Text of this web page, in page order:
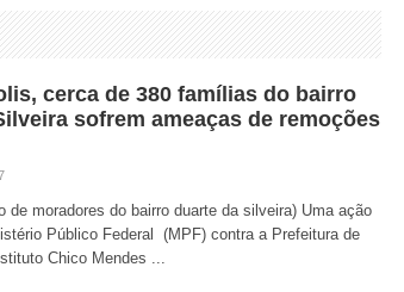
cerca de 380 famílias do bairro
sofrem ameaças de remoções
de moradores do bairro duarte da silveira) Uma ação
Público Federal (MPF) contra a Prefeitura de
Chico Mendes ...